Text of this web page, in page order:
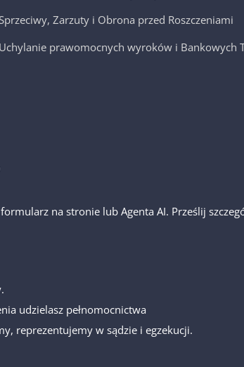
Zarzuty i Obrona przed Roszczeniami
Uchylanie prawomocnych wyroków i Bankowych
na stronie lub Agenta AI. Prześlij
udzielasz pełnomocnictwa
reprezentujemy w sądzie i egzekucji.